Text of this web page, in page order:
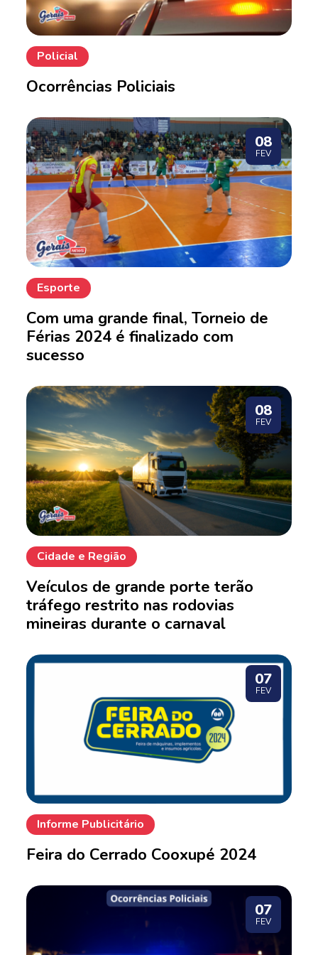
Policial
Ocorrências Policiais
08
FEV
Esporte
Com uma grande final, Torneio de
Férias 2024 é finalizado com
sucesso
08
FEV
Cidade e Região
Veículos de grande porte terão
tráfego restrito nas rodovias
mineiras durante o carnaval
07
FEV
Informe Publicitário
Feira do Cerrado Cooxupé 2024
07
FEV